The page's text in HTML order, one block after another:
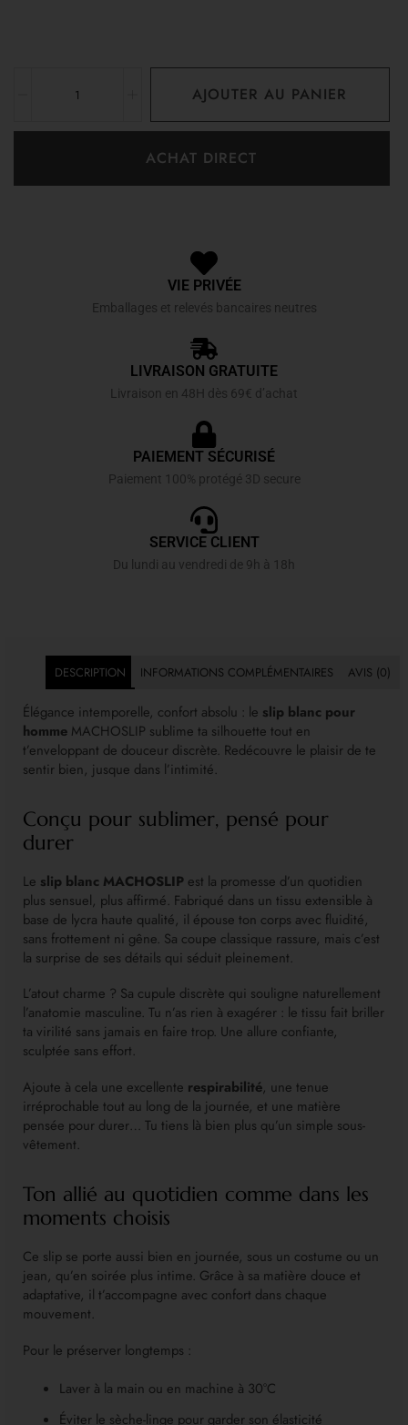
AJOUTER AU PANIER
ACHAT DIRECT
VIE PRIVÉE
Emballages et relevés bancaires neutres
LIVRAISON GRATUITE
Livraison en 48H dès 69€ d’achat
PAIEMENT SÉCURISÉ
Paiement 100% protégé 3D secure
SERVICE CLIENT
Du lundi au vendredi de 9h à 18h
DESCRIPTION INFORMATIONS COMPLÉMENTAIRES AVIS (0)
Élégance intemporelle, confort absolu : le slip blanc pour
homme MACHOSLIP sublime ta silhouette tout en
t’enveloppant de douceur discrète. Redécouvre le plaisir de te
sentir bien, jusque dans l’intimité.
Conçu pour sublimer, pensé pour
durer
Le slip blanc MACHOSLIP est la promesse d’un quotidien
plus sensuel, plus affirmé. Fabriqué dans un tissu extensible à
base de lycra haute qualité, il épouse ton corps avec fluidité,
sans frottement ni gêne. Sa coupe classique rassure, mais c’est
la surprise de ses détails qui séduit pleinement.
L’atout charme ? Sa cupule discrète qui souligne naturellement
l’anatomie masculine. Tu n’as rien à exagérer : le tissu fait briller
ta virilité sans jamais en faire trop. Une allure confiante,
sculptée sans effort.
Ajoute à cela une excellente respirabilité, une tenue
irréprochable tout au long de la journée, et une matière
pensée pour durer… Tu tiens là bien plus qu’un simple sous-
vêtement.
Ton allié au quotidien comme dans les
moments choisis
Ce slip se porte aussi bien en journée, sous un costume ou un
jean, qu’en soirée plus intime. Grâce à sa matière douce et
adaptative, il t’accompagne avec confort dans chaque
mouvement.
Pour le préserver longtemps :
Laver à la main ou en machine à 30°C
Éviter le sèche-linge pour garder son élasticité